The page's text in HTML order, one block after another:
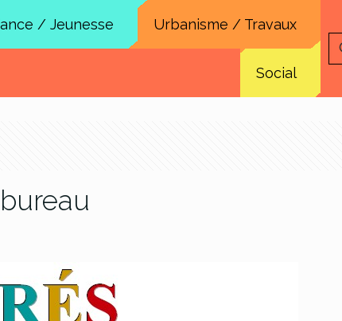
/ Jeunesse Urbanisme / Travaux
Social